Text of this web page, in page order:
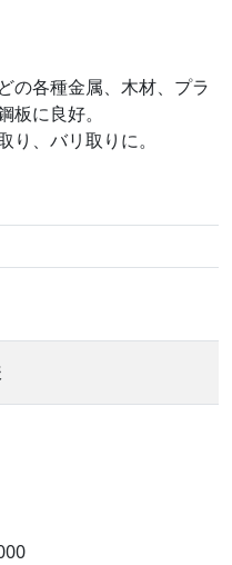
の各種金属、木材、プラ
板に良好。
、バリ取りに。